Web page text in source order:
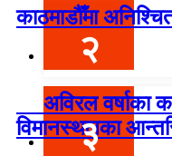
काठमाडौँमा
२
अविरल वर्षाका
विमानस्थलका
३